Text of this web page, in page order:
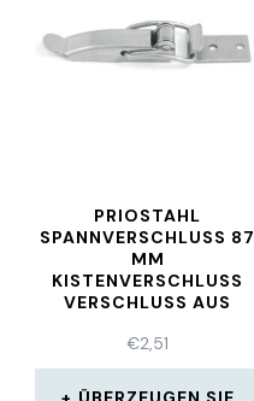
PRIOSTAHL
SPANNVERSCHLUSS 87
MM
KISTENVERSCHLUSS
VERSCHLUSS AUS
€2,51